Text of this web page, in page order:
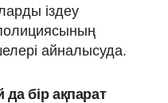
іздеу
айналысуда.
бір ақпарат